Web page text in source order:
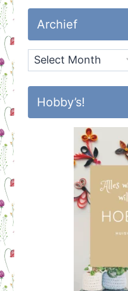
Archief
Archief
Hobby’s!